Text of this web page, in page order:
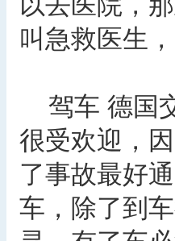
叫急救医生
驾车 德国
很受欢迎，
了事故最好
车，除了到